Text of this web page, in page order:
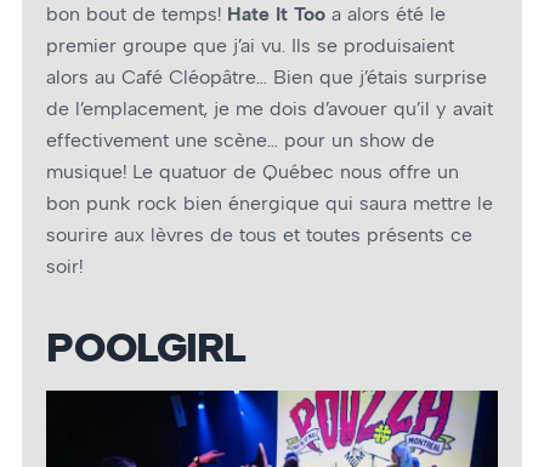
bon bout de temps! Hate It Too a alors été le
premier groupe que j’ai vu. Ils se produisaient
alors au Café Cléopâtre… Bien que j’étais surprise
de l’emplacement, je me dois d’avouer qu’il y avait
effectivement une scène… pour un show de
musique! Le quatuor de Québec nous offre un
bon punk rock bien énergique qui saura mettre le
sourire aux lèvres de tous et toutes présents ce
soir!
POOLGIRL